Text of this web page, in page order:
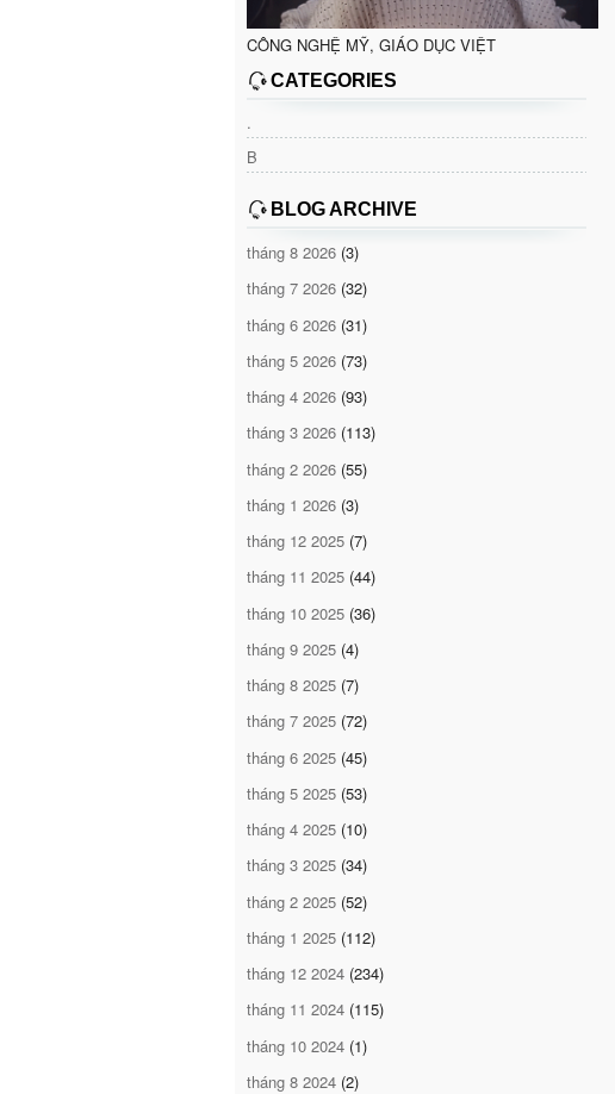
CÔNG NGHỆ MỸ, GIÁO DỤC VIỆT
CATEGORIES
.
B
BLOG ARCHIVE
tháng 8 2026 (3)
tháng 7 2026 (32)
tháng 6 2026 (31)
tháng 5 2026 (73)
tháng 4 2026 (93)
tháng 3 2026 (113)
tháng 2 2026 (55)
tháng 1 2026 (3)
tháng 12 2025 (7)
tháng 11 2025 (44)
tháng 10 2025 (36)
tháng 9 2025 (4)
tháng 8 2025 (7)
tháng 7 2025 (72)
tháng 6 2025 (45)
tháng 5 2025 (53)
tháng 4 2025 (10)
tháng 3 2025 (34)
tháng 2 2025 (52)
tháng 1 2025 (112)
tháng 12 2024 (234)
tháng 11 2024 (115)
tháng 10 2024 (1)
tháng 8 2024 (2)